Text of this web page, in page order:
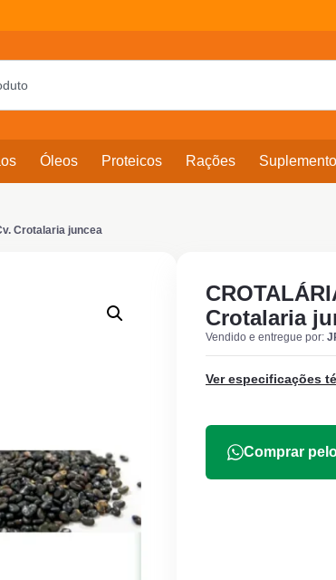
Óleos Proteicos Rações
Crotalaria juncea
Crotalaria
Vendido e entregue por:
Ver especificações
Comprar